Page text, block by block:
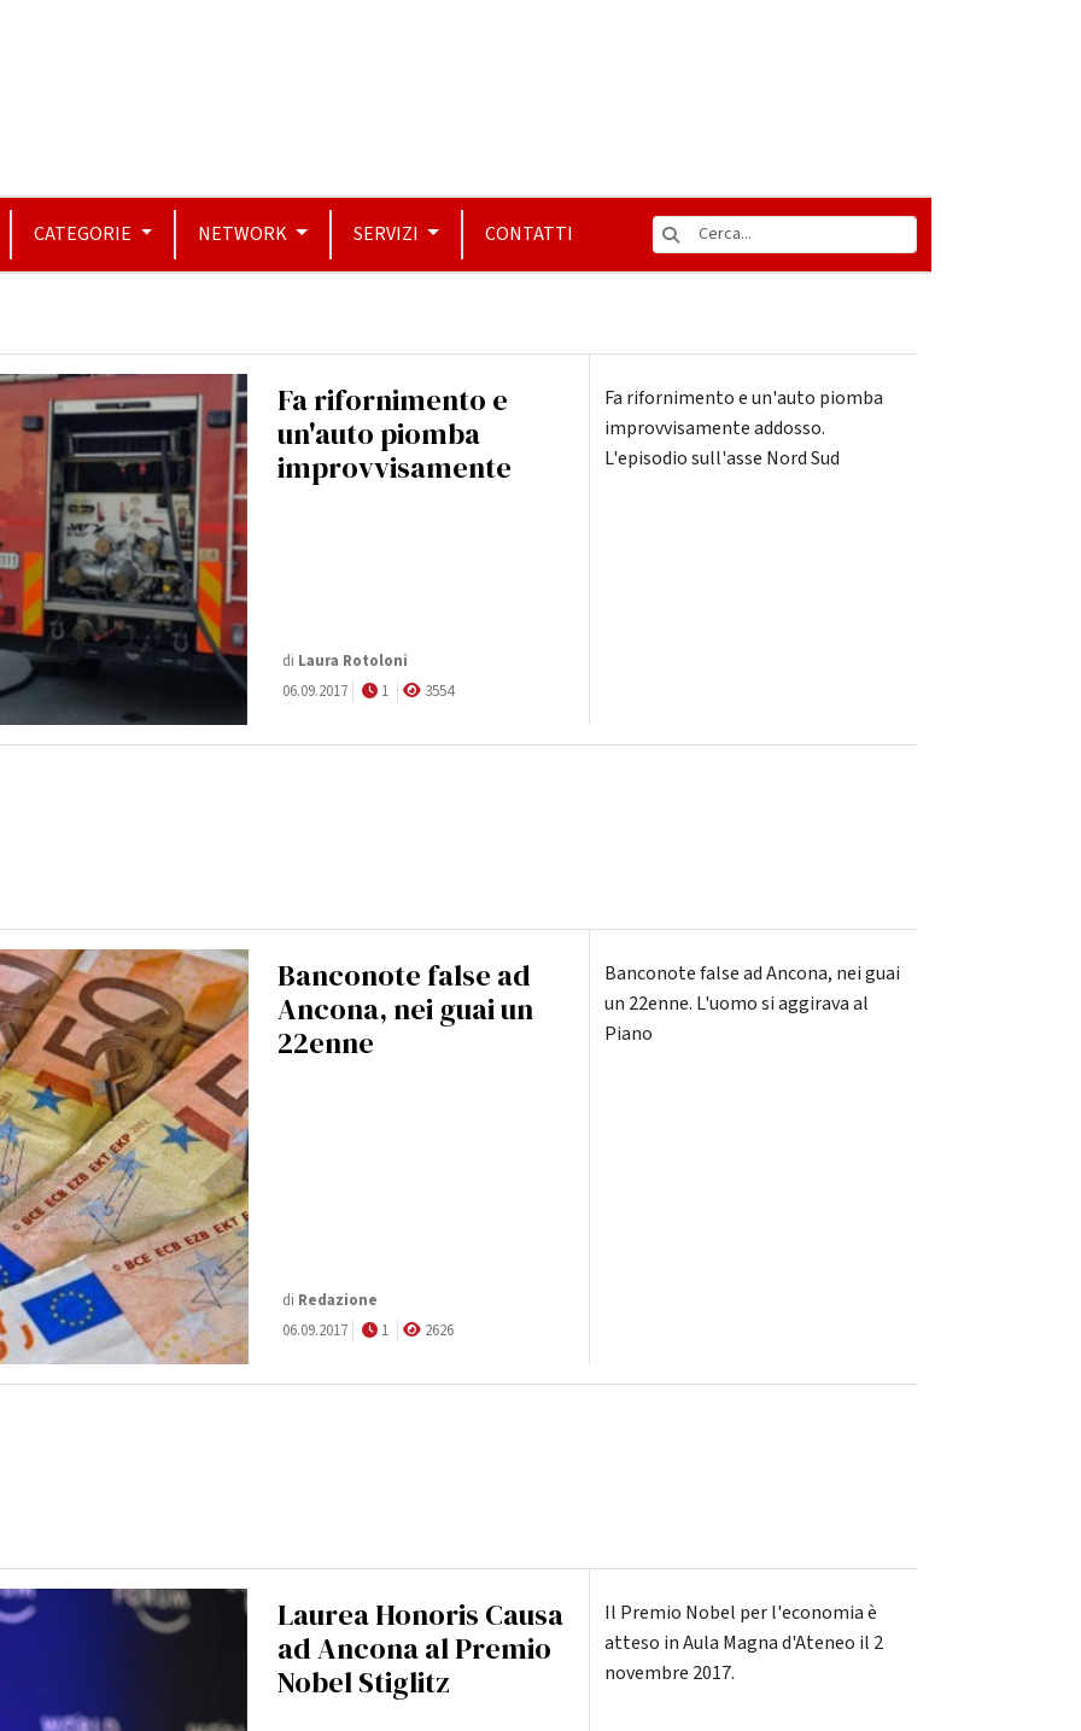
CATEGORIE NETWORK SERVIZI CONTATTI
Fa rifornimento e
un'auto piomba
improvvisamente
di Laura Rotoloni
06.09.2017
1 3554
Fa rifornimento e un'auto piomba
improvvisamente addosso.
L'episodio sull'asse Nord Sud
Banconote false ad
Ancona, nei guai un
22enne
di Redazione
06.09.2017
1 2626
Banconote false ad Ancona, nei guai
un 22enne. L'uomo si aggirava al
Piano
Laurea Honoris Causa
ad Ancona al Premio
Nobel Stiglitz
Il Premio Nobel per l'economia è
atteso in Aula Magna d'Ateneo il 2
novembre 2017.